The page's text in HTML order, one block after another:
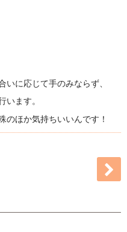
に応じて手のみならず、
います。
のほか気持ちいいんです！